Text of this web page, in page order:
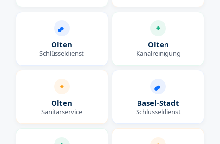
Olten
Schlüsseldienst
Olten
Kanalreinigung
Olten
Sanitärservice
Basel-Stadt
Schlüsseldienst